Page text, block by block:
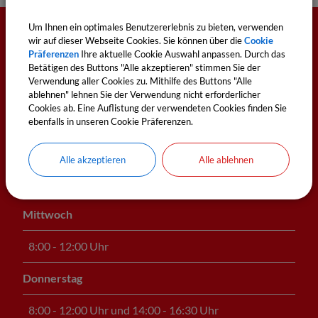
Öffnungszeiten
Montag
8:00 - 12:00 Uhr
Dienstag
Mittwoch
8:00 - 12:00 Uhr
Donnerstag
8:00 - 12:00 Uhr und 14:00 - 16:30 Uhr
Um Ihnen ein optimales Benutzererlebnis zu bieten, verwenden
wir auf dieser Webseite Cookies. Sie können über dieCookie
Präferenzen Ihre aktuelle Cookie Auswahl anpassen. Durch das
Betätigen des Buttons "Alle akzeptieren" stimmen Sie der
Verwendung aller Cookies zu. Mithilfe des Buttons "Alle
ablehnen" lehnen Sie der Verwendung nicht erforderlicher
Cookies ab. Eine Auflistung der verwendeten Cookies finden Sie
ebenfalls in unseren Cookie Präferenzen.
Alle akzeptieren Alle ablehnen